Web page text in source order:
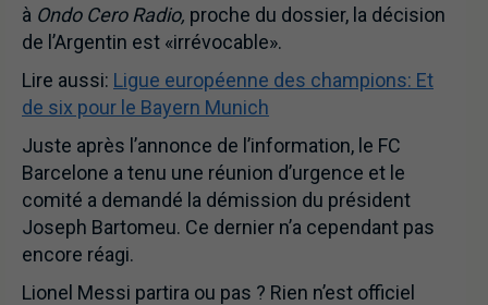
à Ondo Cero Radio, proche du dossier, la décision
de l’Argentin est «irrévocable».
Lire aussi: Ligue européenne des champions: Et
de six pour le Bayern Munich
Juste après l’annonce de l’information, le FC
Barcelone a tenu une réunion d’urgence et le
comité a demandé la démission du président
Joseph Bartomeu. Ce dernier n’a cependant pas
encore réagi.
Lionel Messi partira ou pas ? Rien n’est officiel